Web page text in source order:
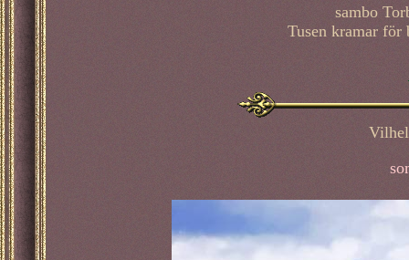
sambo
Tusen kramar för